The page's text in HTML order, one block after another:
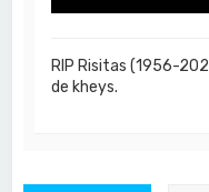
RIP Risitas (1956-
de kheys.